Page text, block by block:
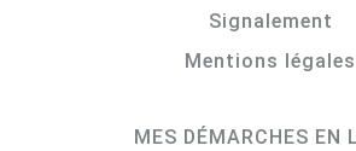
Signalement
Mentions légales
MES DÉMARCHES EN